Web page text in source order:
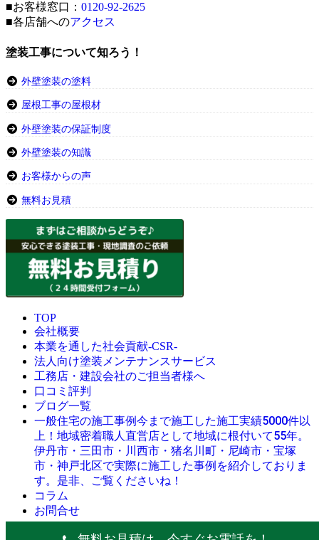
■お客様窓口： 0120-92-2625
■各店舗へのアクセス
塗装工事について知ろう！
外壁塗装の塗料
屋根工事の屋根材
外壁塗装の保証制度
外壁塗装の知識
お客様からの声
無料お見積
TOP
会社概要
本業を通した社会貢献-CSR-
法人向け塗装メンテナンスサービス
工務店・建設会社のご担当者様へ
口コミ評判
ブログ一覧
一般住宅の施工事例今まで施工した施工実績5000件以
上！地域密着職人直営店として地域に根付いて55年。
伊丹市・三田市・川西市・猪名川町・尼崎市・宝塚
市・神戸北区で実際に施工した事例を紹介しておりま
す。是非、ご覧くださいね！
コラム
お問合せ
© 創業昭和45年・感動の塗替え・屋根リフォームの職人直営